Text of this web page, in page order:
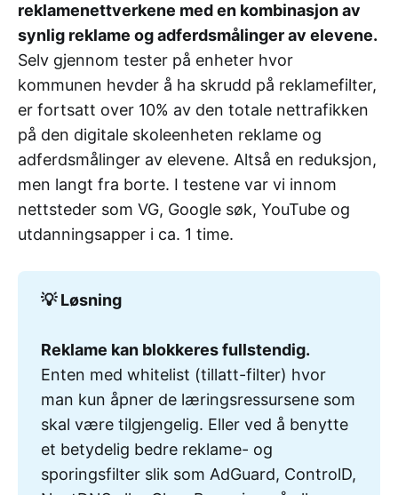
reklamenettverkene med en kombinasjon av
synlig reklame og adferdsmålinger av elevene.
Selv gjennom tester på enheter hvor
kommunen hevder å ha skrudd på reklamefilter,
er fortsatt over 10% av den totale nettrafikken
på den digitale skoleenheten reklame og
adferdsmålinger av elevene. Altså en reduksjon,
men langt fra borte. I testene var vi innom
nettsteder som VG, Google søk, YouTube og
utdanningsapper i ca. 1 time.
💡 Løsning
Reklame kan blokkeres fullstendig.
Enten med whitelist (tillatt-filter) hvor
man kun åpner de læringsressursene som
skal være tilgjengelig. Eller ved å benytte
et betydelig bedre reklame- og
sporingsfilter slik som AdGuard, ControlD,